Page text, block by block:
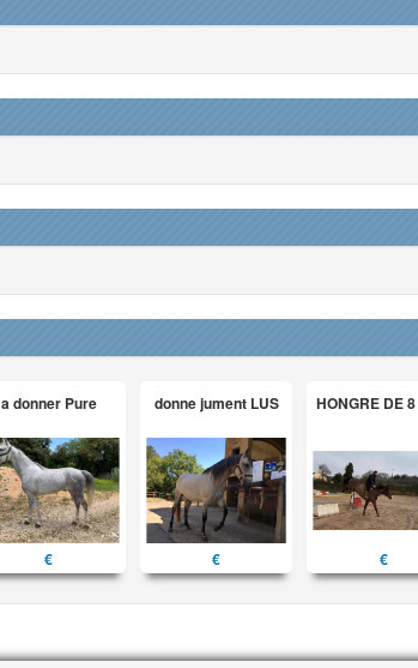
a donner Pure
€
donne jument LUS
€
HONGRE DE
€